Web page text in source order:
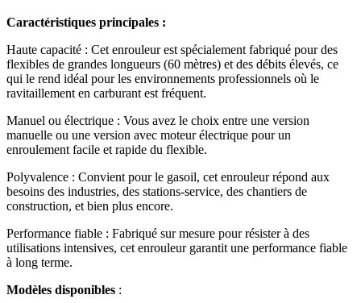
Caractéristiques principales :
Haute capacité : Cet enrouleur est spécialement fabriqué pour des
flexibles de grandes longueurs (60 mètres) et des débits élevés, ce
qui le rend idéal pour les environnements professionnels où le
ravitaillement en carburant est fréquent.
Manuel ou électrique : Vous avez le choix entre une version
manuelle ou une version avec moteur électrique pour un
enroulement facile et rapide du flexible.
Polyvalence : Convient pour le gasoil, cet enrouleur répond aux
besoins des industries, des stations-service, des chantiers de
construction, et bien plus encore.
Performance fiable : Fabriqué sur mesure pour résister à des
utilisations intensives, cet enrouleur garantit une performance fiable
à long terme.
Modèles disponibles :